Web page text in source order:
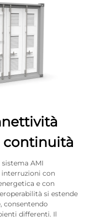
continuità
AMI
interruzioni con
e con
si estende
consentendo
differenti. Il